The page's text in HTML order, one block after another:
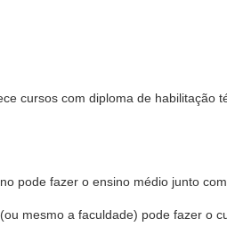
cursos com diploma de habilitação
pode fazer o ensino médio junto
mesmo a faculdade) pode fazer o